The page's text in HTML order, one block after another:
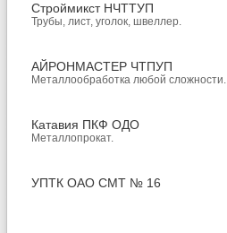
Строймикст НЧТТУП
Трубы, лист, уголок, швеллер.
АЙРОНМАСТЕР ЧТПУП
Металлообработка любой сложности.
Катавия ПКФ ОДО
Металлопрокат.
УПТК ОАО СМТ № 16